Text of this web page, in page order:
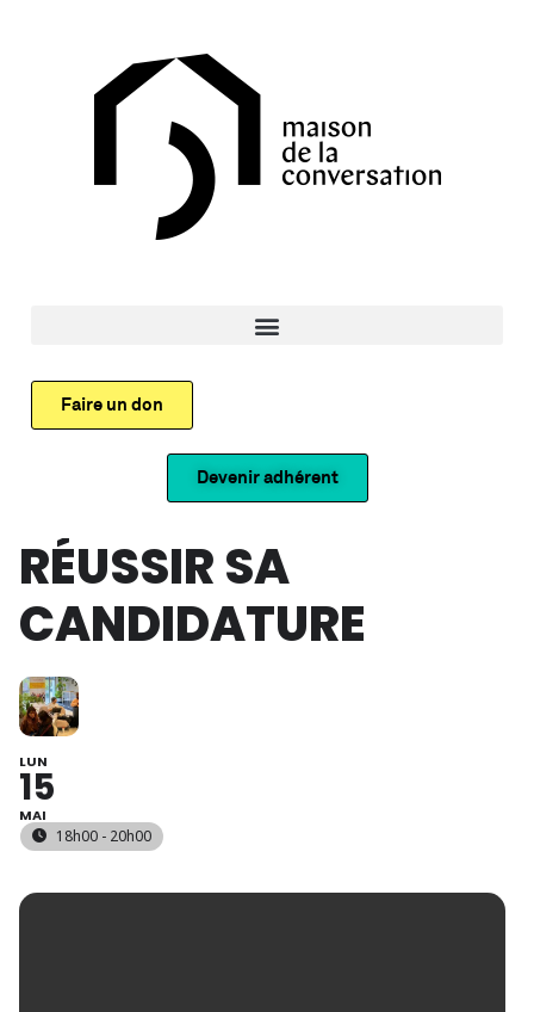
Faire un don
Devenir adhérent
RÉUSSIR SA
CANDIDATURE
LUN
15
MAI
18h00 - 20h00